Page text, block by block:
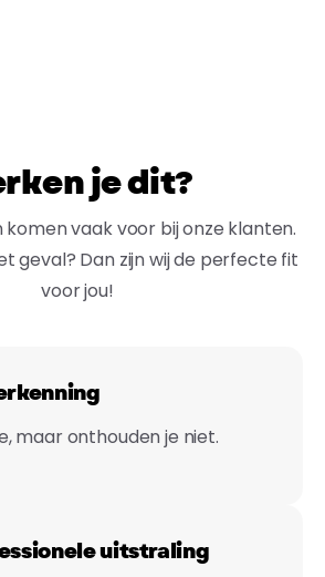
rkenjedit?
vaak voor bij onze klanten.
geval? Dan zijn wij de perfecte fit
voor jou!
maar onthouden je niet.
uitstraling
Volg ons
Copyright © Konak IT - Alle rechten
voorbehouden
Volg ons
Copyright © Konak IT - Alle rechten
voorbehouden